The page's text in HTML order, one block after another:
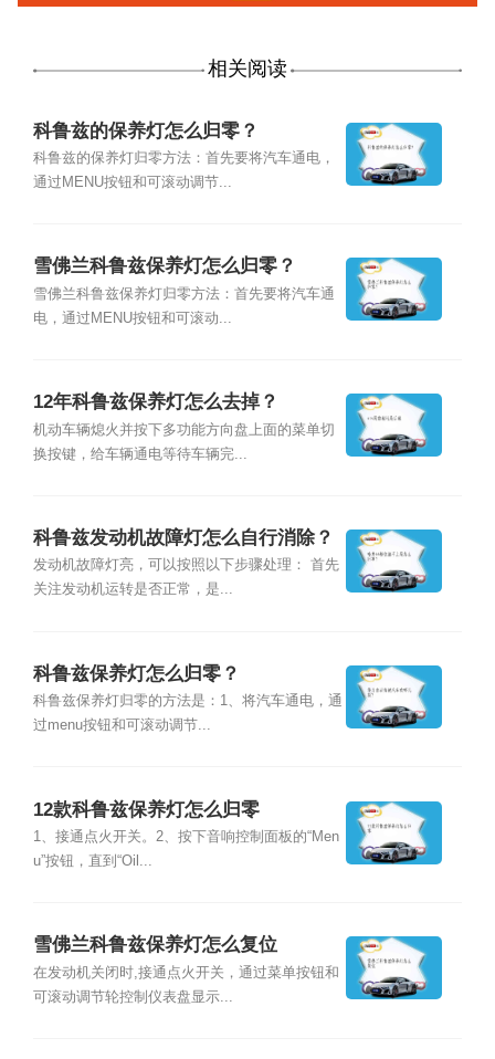
相关阅读
科鲁兹的保养灯怎么归零？
科鲁兹的保养灯归零方法：首先要将汽车通电，
通过MENU按钮和可滚动调节...
雪佛兰科鲁兹保养灯怎么归零？
雪佛兰科鲁兹保养灯归零方法：首先要将汽车通
电，通过MENU按钮和可滚动...
12年科鲁兹保养灯怎么去掉？
机动车辆熄火并按下多功能方向盘上面的菜单切
换按键，给车辆通电等待车辆完...
科鲁兹发动机故障灯怎么自行消除？
发动机故障灯亮，可以按照以下步骤处理： ⾸先
关注发动机运转是否正常，是...
科鲁兹保养灯怎么归零？
科鲁兹保养灯归零的方法是：1、将汽车通电，通
过menu按钮和可滚动调节...
12款科鲁兹保养灯怎么归零
1、接通点火开关。2、按下音响控制面板的“Men
u”按钮，直到“Oil...
雪佛兰科鲁兹保养灯怎么复位
在发动机关闭时,接通点火开关，通过菜单按钮和
可滚动调节轮控制仪表盘显示...